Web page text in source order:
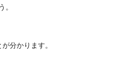
。
分かります。